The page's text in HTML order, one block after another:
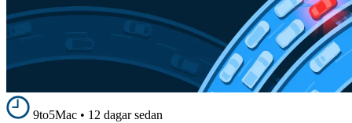
9to5Mac • 12 dagar sedan